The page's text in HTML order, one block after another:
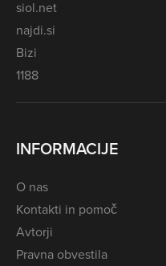
siol.net
najdi.si
Bizi
1188
INFORMACIJE
O nas
Kontakti in pomoč
Avtorji
Pravna obvestila